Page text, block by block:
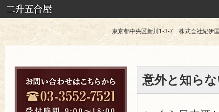
東京都中央区新川1-3-7 株式会社紀
意外と知ら